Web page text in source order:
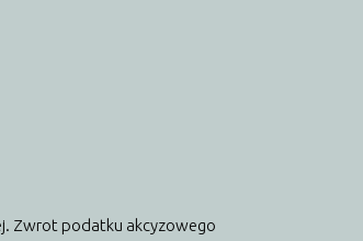
Zwrot podatku akcyzowego